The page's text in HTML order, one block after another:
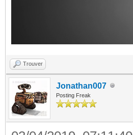
Trouver
Jonathan007
Posting Freak